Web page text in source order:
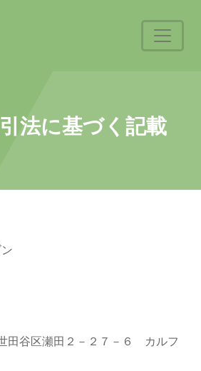
法に基づく記載
田谷区瀬田２－２７－６ カルフ